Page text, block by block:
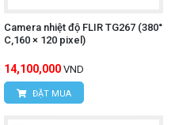
Camera nhiệt độ FLIR TG267 (380°
C,160 × 120 pixel)
14,100,000 VND
ĐẶT MUA